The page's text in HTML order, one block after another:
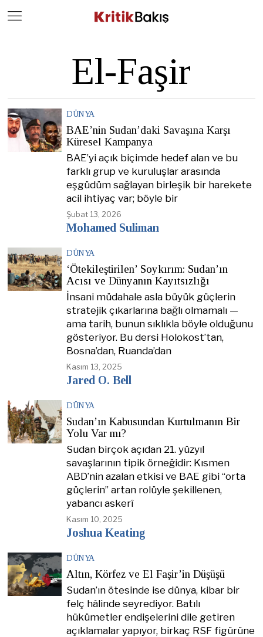
El-Faşir
DÜNYA
BAE’nin Sudan’daki Savaşına Karşı
Küresel Kampanya
BAE’yi açık biçimde hedef alan ve bu
farklı grup ve kuruluşlar arasında
eşgüdüm sağlayan birleşik bir harekete
acil ihtiyaç var; böyle bir
Şubat 13, 2026
Mohamed Suliman
DÜNYA
‘Ötekileştirilen’ Soykırım: Sudan’ın
Acısı ve Dünyanın Kayıtsızlığı
İnsani müdahale asla büyük güçlerin
stratejik çıkarlarına bağlı olmamalı —
ama tarih, bunun sıklıkla böyle olduğunu
gösteriyor. Bu dersi Holokost’tan,
Bosna’dan, Ruanda’dan
Kasım 13, 2025
Jared O. Bell
DÜNYA
Sudan’ın Kabusundan Kurtulmanın Bir
Yolu Var mı?
Sudan birçok açıdan 21. yüzyıl
savaşlarının tipik örneğidir: Kısmen
ABD’nin azalan etkisi ve BAE gibi “orta
güçlerin” artan rolüyle şekillenen,
yabancı askerî
Kasım 10, 2025
Joshua Keating
DÜNYA
Altın, Körfez ve El Faşir’in Düşüşü
Sudan’ın ötesinde ise dünya, kibar bir
felç hâlinde seyrediyor. Batılı
hükümetler endişelerini dile getiren
açıklamalar yapıyor, birkaç RSF figürüne